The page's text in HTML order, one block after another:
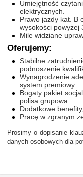
Umiejętność
elektrycznych.
Prawo jazdy kat. B
wysokości powyżej
Mile widziane
Oferujemy:
Stabilne
podnoszenie
Wynagrodzenie
system premiowy.
Bogaty pakiet
polisa grupowa.
Dodatkowe
Pracę w zgranym
Prosimy o dopisanie
danych osobowych dla